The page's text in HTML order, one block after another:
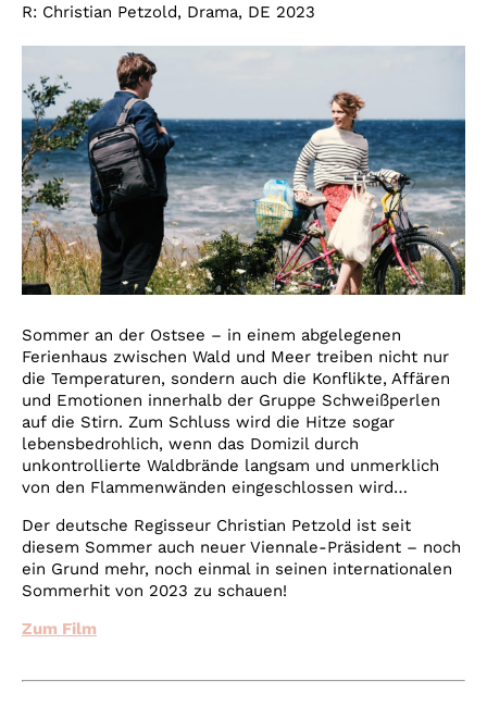
R: Christian Petzold, Drama, DE 2023
Sommer an der Ostsee – in einem abgelegenen
Ferienhaus zwischen Wald und Meer treiben nicht nur
die Temperaturen, sondern auch die Konflikte, Affären
und Emotionen innerhalb der Gruppe Schweißperlen
auf die Stirn. Zum Schluss wird die Hitze sogar
lebensbedrohlich, wenn das Domizil durch
unkontrollierte Waldbrände langsam und unmerklich
von den Flammenwänden eingeschlossen wird…
Der deutsche Regisseur Christian Petzold ist seit
diesem Sommer auch neuer Viennale-Präsident – noch
ein Grund mehr, noch einmal in seinen internationalen
Sommerhit von 2023 zu schauen!
Zum Film